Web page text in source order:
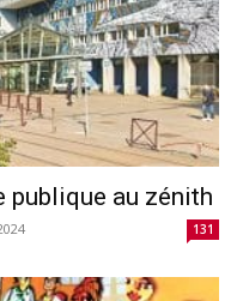
publique au zénith
131